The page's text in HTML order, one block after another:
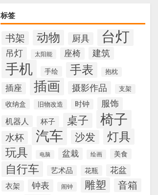
标签
书架 动物 厨具 台灯
吊灯 太阳能 座椅 建筑
手机 手绘 手表 抱枕
插座 插画 摄影作品 支架
收纳盒 旧物改造 时钟 服饰
机器人 杯子 桌子 椅子
水杯 汽车 沙发 灯具
玩具 电脑 盆栽 绘画 美食
自行车 艺术品 花瓶 花盆
衣架 钟表 闹钟 雕塑 音箱